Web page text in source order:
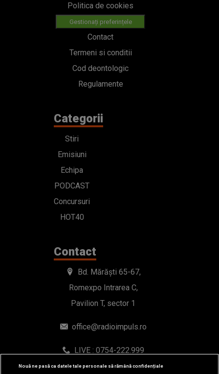
Politica de cookies
Gestionați preferințele
Contact
Termeni si conditii
Cod deontologic
Regulamente
Categorii
Stiri
Emisiuni
Echipa
PODCAST
Concursuri
HOT40
Contact
Bd. Mărăști 65-67,
Romexpo Intrarea C,
Pavilion T, sector 1
office@radioimpuls.ro
LIVE : 0754-222.999
WhatsApp: 0754-222.999
Nouă ne pasă ca datele tale personale să rămână confidențiale